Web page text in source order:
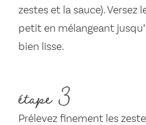
zestes et la sauce).
petit en mélangeant
bien lisse.
étape 3
Prélevez finement les